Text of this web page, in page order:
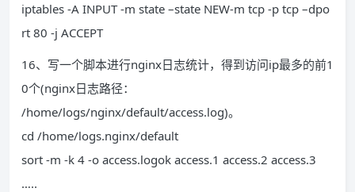
iptables -A INPUT -m state –state NEW-m tcp -p tcp –dpo
rt 80 -j ACCEPT
16、写一个脚本进行nginx日志统计，得到访问ip最多的前1
0个(nginx日志路径：
/home/logs/nginx/default/access.log)。
cd /home/logs.nginx/default
sort -m -k 4 -o access.logok access.1 access.2 access.3
…..